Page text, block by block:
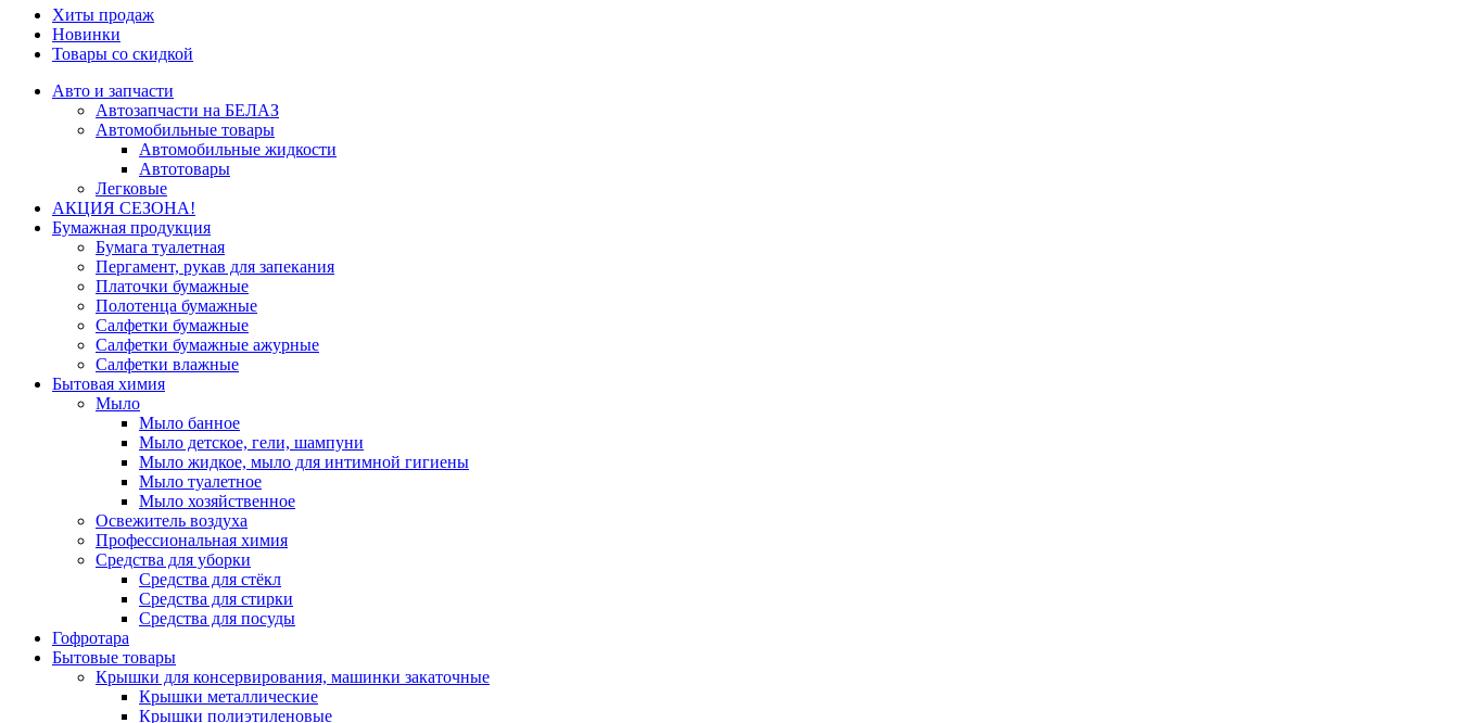
Хиты продаж
Новинки
Товары со скидкой
Авто и запчасти
Автозапчасти на БЕЛАЗ
Автомобильные товары
Автомобильные жидкости
Автотовары
Легковые
АКЦИЯ СЕЗОНА!
Бумажная продукция
Бумага туалетная
Пергамент, рукав для запекания
Платочки бумажные
Полотенца бумажные
Салфетки бумажные
Салфетки бумажные ажурные
Салфетки влажные
Бытовая химия
Мыло
Мыло банное
Мыло детское, гели, шампуни
Мыло жидкое, мыло для интимной гигиены
Мыло туалетное
Мыло хозяйственное
Освежитель воздуха
Профессиональная химия
Средства для уборки
Средства для стёкл
Средства для стирки
Средства для посуды
Гофротара
Бытовые товары
Крышки для консервирования, машинки закаточные
Крышки металлические
Крышки полиэтиленовые